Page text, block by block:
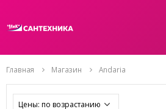
Главная Магазин Andaria